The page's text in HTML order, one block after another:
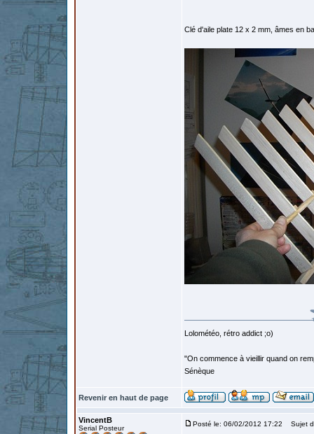
Clé d'aile plate 12 x 2 mm, âmes en
Lolométéo, rétro addict ;o)
"On commence à vieillir quand on
Sénèque
Revenir en haut de page
VincentB
Serial Posteur
Posté le: 06/02/2012 17:22 Sujet